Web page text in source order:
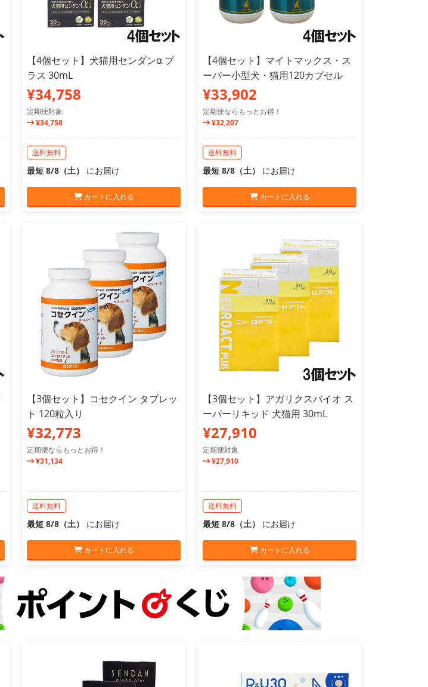
【4個セット】犬猫用センダンα プ
ラス 30mL
¥34,758
定期便対象
¥34,758
送料無料
最短 8/8（土） にお届け
カートに入れる
【4個セット】マイトマックス・ス
ーパー小型犬・猫用120カプセル
¥33,902
定期便ならもっとお得！
¥32,207
送料無料
最短 8/8（土） にお届け
カートに入れる
【3個セット】コセクイン タブレッ
ト 120粒入り
¥32,773
定期便ならもっとお得！
¥31,134
送料無料
最短 8/8（土） にお届け
カートに入れる
【3個セット】アガリクスバイオ ス
ーパーリキッド 犬猫用 30mL
¥27,910
定期便対象
¥27,910
送料無料
最短 8/8（土） にお届け
カートに入れる